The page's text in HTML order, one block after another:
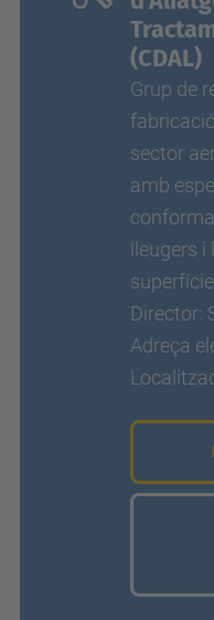
(CDAL)
Grup de
sector
amb
lleugers
Director:
Adreça